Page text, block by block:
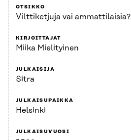
OTSIKKO
Vilttiketjuja vai ammattilaisia?
KIRJOITTAJAT
Miika Mielityinen
JULKAISIJA
Sitra
JULKAISUPAIKKA
Helsinki
JULKAISUVUOSI